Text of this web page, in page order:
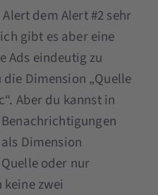
dem Alert #2 sehr
gibt es aber eine
Ads eindeutig zu
Dimension „Quelle
Aber du kannst in
Dimension
oder nur
zwei